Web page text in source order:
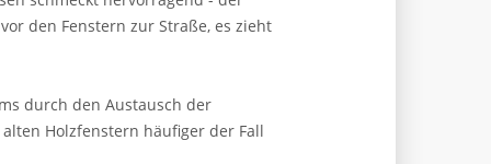
den Fenstern zur Straße, es zieht
durch den Austausch der
Holzfenstern häufiger der Fall